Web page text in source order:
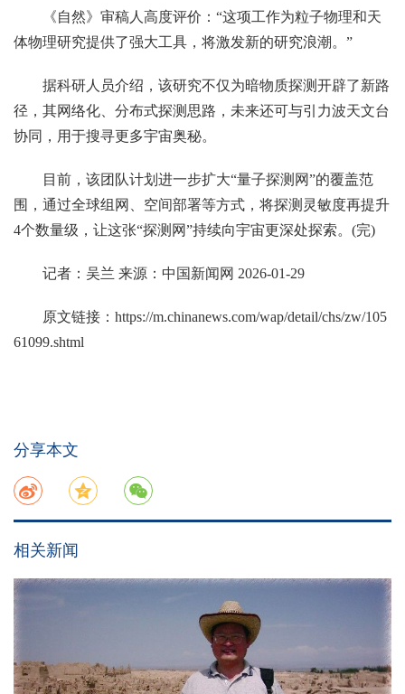
《自然》审稿人高度评价：“这项工作为粒子物理和天
体物理研究提供了强大工具，将激发新的研究浪潮。”
据科研人员介绍，该研究不仅为暗物质探测开辟了新路
径，其网络化、分布式探测思路，未来还可与引力波天文台
协同，用于搜寻更多宇宙奥秘。
目前，该团队计划进一步扩大“量子探测网”的覆盖范
围，通过全球组网、空间部署等方式，将探测灵敏度再提升
4个数量级，让这张“探测网”持续向宇宙更深处探索。(完)
记者：吴兰 来源：中国新闻网 2026-01-29
原文链接： https://m.chinanews.com/wap/detail/chs/zw/105
61099.shtml
分享本文
相关新闻